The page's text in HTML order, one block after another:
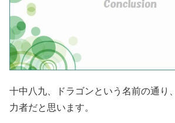
十中八九、ドラゴンという名前の通り
力者だと思います。